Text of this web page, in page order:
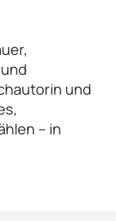
und
– in